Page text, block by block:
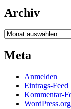
Archiv
Archiv
Meta
Anmelden
Eintrags-Feed
Kommentar-
WordPress.org